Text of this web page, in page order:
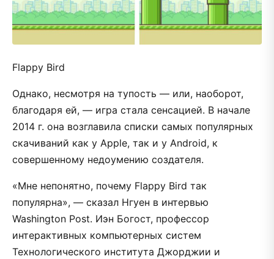
Flappy Bird
Однако, несмотря на тупость — или, наоборот,
благодаря ей, — игра стала сенсацией. В начале
2014 г. она возглавила списки самых популярных
скачиваний как у Apple, так и у Android, к
совершенному недоумению создателя.
«Мне непонятно, почему Flappy Bird так
популярна», — сказал Нгуен в интервью
Washington Post. Иэн Богост, профессор
интерактивных компьютерных систем
Технологического института Джорджии и